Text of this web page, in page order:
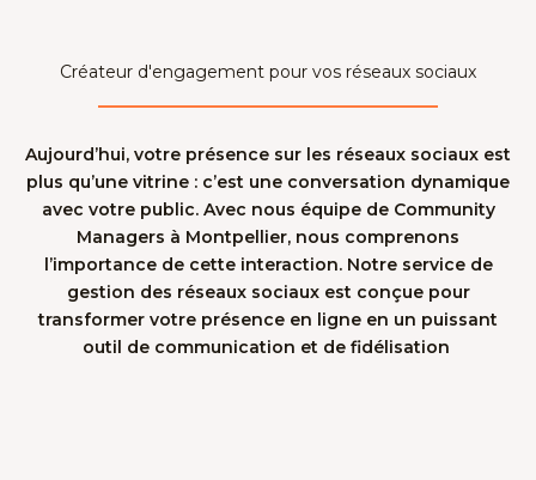
Créateur d'engagement pour vos réseaux sociaux
Aujourd’hui, votre présence sur les réseaux sociaux est
plus qu’une vitrine : c’est une conversation dynamique
avec votre public. Avec nous équipe de Community
Managers à Montpellier, nous comprenons
l’importance de cette interaction. Notre service de
gestion des réseaux sociaux est conçue pour
transformer votre présence en ligne en un puissant
outil de communication et de fidélisation